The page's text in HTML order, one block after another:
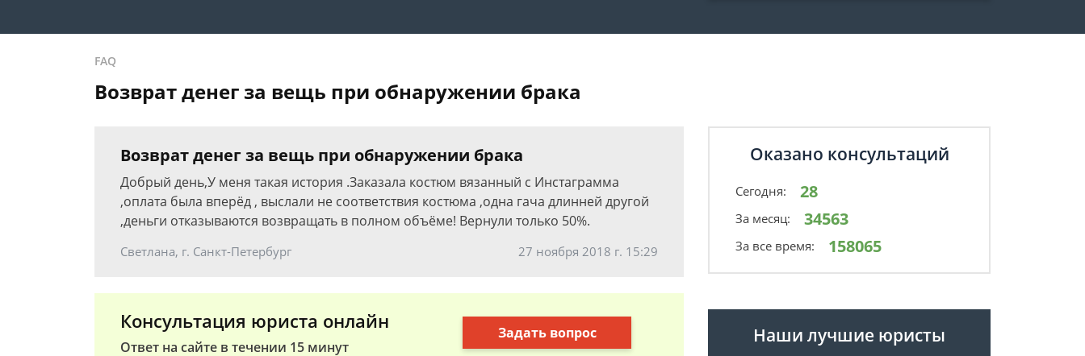
FAQ
Возврат денег за вещь при обнаружении брака
Возврат денег за вещь при обнаружении брака
Добрый день,У меня такая история .Заказала костюм вязанный с Инстаграмма
,оплата была вперёд , выслали не соответствия костюма ,одна гача длинней другой
,деньги отказываются возвращать в полном объёме! Вернули только 50%.
Светлана, г. Санкт-Петербург 27 ноября 2018 г. 15:29
Консультация юриста онлайн
Ответ на сайте в течении 15 минут
Задать вопрос
Оказано консультаций
Сегодня: 28
За месяц: 34563
За все время: 158065
Наши лучшие юристы